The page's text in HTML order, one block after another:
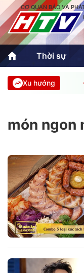
CƠ QUAN BÁO VÀ
Thời sự
Thời sự
An Sinh
Kinh doanh
Sự kiện quan tâm
Xu hướng
món ngon